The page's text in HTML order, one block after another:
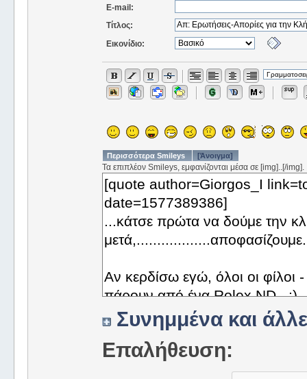
E-mail:
Τίτλος:
Εικονίδιο:
Περισσότερα Smileys [Άνοιγμα]
Τα επιπλέον Smileys, εμφανίζονται μέσα σε [img]..[/img].
Συνημμένα και
Επαλήθευση: